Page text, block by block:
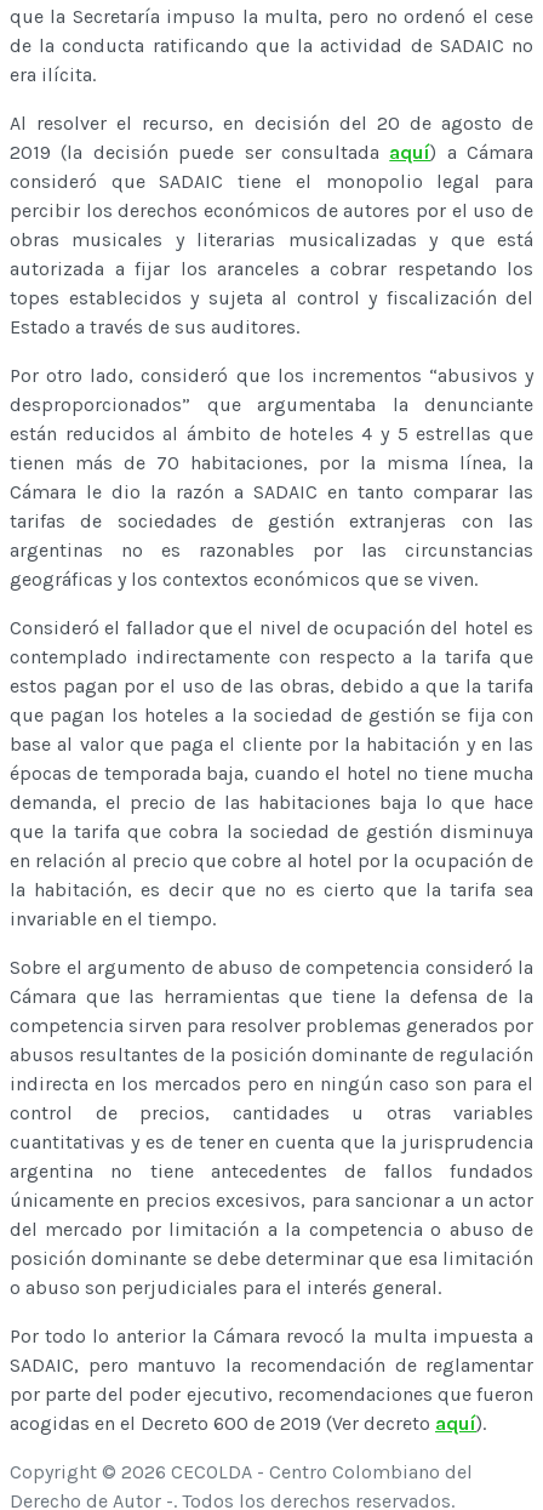
que la Secretaría impuso la multa, pero no ordenó el cese
de la conducta ratificando que la actividad de SADAIC no
era ilícita.
Al resolver el recurso, en decisión del 20 de agosto de
2019 (la decisión puede ser consultada aquí) a Cámara
consideró que SADAIC tiene el monopolio legal para
percibir los derechos económicos de autores por el uso de
obras musicales y literarias musicalizadas y que está
autorizada a fijar los aranceles a cobrar respetando los
topes establecidos y sujeta al control y fiscalización del
Estado a través de sus auditores.
Por otro lado, consideró que los incrementos “abusivos y
desproporcionados” que argumentaba la denunciante
están reducidos al ámbito de hoteles 4 y 5 estrellas que
tienen más de 70 habitaciones, por la misma línea, la
Cámara le dio la razón a SADAIC en tanto comparar las
tarifas de sociedades de gestión extranjeras con las
argentinas no es razonables por las circunstancias
geográficas y los contextos económicos que se viven.
Consideró el fallador que el nivel de ocupación del hotel es
contemplado indirectamente con respecto a la tarifa que
estos pagan por el uso de las obras, debido a que la tarifa
que pagan los hoteles a la sociedad de gestión se fija con
base al valor que paga el cliente por la habitación y en las
épocas de temporada baja, cuando el hotel no tiene mucha
demanda, el precio de las habitaciones baja lo que hace
que la tarifa que cobra la sociedad de gestión disminuya
en relación al precio que cobre al hotel por la ocupación de
la habitación, es decir que no es cierto que la tarifa sea
invariable en el tiempo.
Sobre el argumento de abuso de competencia consideró la
Cámara que las herramientas que tiene la defensa de la
competencia sirven para resolver problemas generados por
abusos resultantes de la posición dominante de regulación
indirecta en los mercados pero en ningún caso son para el
control de precios, cantidades u otras variables
cuantitativas y es de tener en cuenta que la jurisprudencia
argentina no tiene antecedentes de fallos fundados
únicamente en precios excesivos, para sancionar a un actor
del mercado por limitación a la competencia o abuso de
posición dominante se debe determinar que esa limitación
o abuso son perjudiciales para el interés general.
Por todo lo anterior la Cámara revocó la multa impuesta a
SADAIC, pero mantuvo la recomendación de reglamentar
por parte del poder ejecutivo, recomendaciones que fueron
acogidas en el Decreto 600 de 2019 (Ver decreto aquí).
Copyright © 2026 CECOLDA - Centro Colombiano del
Derecho de Autor -. Todos los derechos reservados.